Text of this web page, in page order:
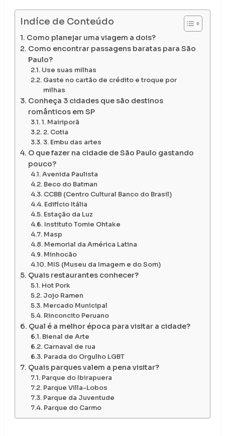
Indíce de Conteúdo
Como planejar uma viagem a dois?
Como encontrar passagens baratas para São
Paulo?
Use suas milhas
Gaste no cartão de crédito e troque por
milhas
Conheça 3 cidades que são destinos
românticos em SP
1. Mairiporã
2. Cotia
3. Embu das artes
O que fazer na cidade de São Paulo gastando
pouco?
Avenida Paulista
Beco do Batman
CCBB (Centro Cultural Banco do Brasil)
Edifício Itália
Estação da Luz
Instituto Tomie Ohtake
Masp
Memorial da América Latina
Minhocão
MIS (Museu da Imagem e do Som)
Quais restaurantes conhecer?
Hot Pork
Jojo Ramen
Mercado Municipal
Rinconcito Peruano
Qual é a melhor época para visitar a cidade?
Bienal de Arte
Carnaval de rua
Parada do Orgulho LGBT
Quais parques valem a pena visitar?
Parque do Ibirapuera
Parque Villa-Lobos
Parque da Juventude
Parque do Carmo